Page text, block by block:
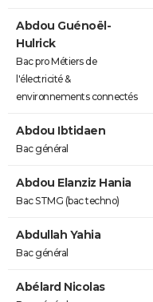
Abdou Guénoël-
Hulrick
Bac pro Métiers de
l'électricité &
environnements connectés
Abdou Ibtidaen
Bac général
Abdou Elanziz Hania
Bac STMG (bac techno)
Abdullah Yahia
Bac général
Abélard Nicolas